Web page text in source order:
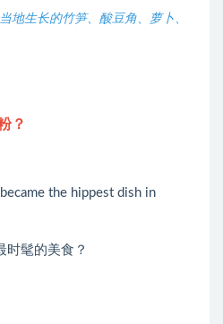
地生长的竹笋、酸豆角、萝卜、
？
became the hippest dish in
时髦的美食？